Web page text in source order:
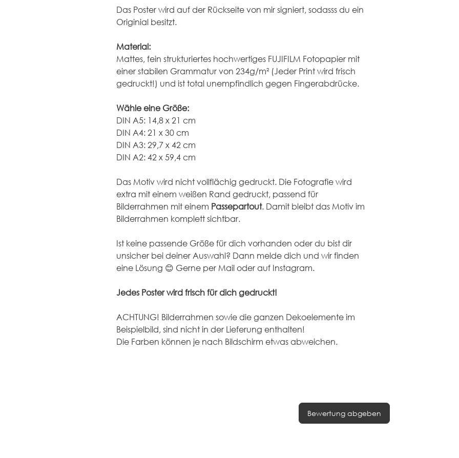
Das Poster wird auf der Rückseite von mir signiert, sodasss du ein
Originial besitzt.
Material:
Mattes, fein strukturiertes hochwertiges FUJIFILM Fotopapier mit
einer stabilen Grammatur von 234g/m² (Jeder Print wird frisch
gedruckt!) und ist total unempfindlich gegen Fingerabdrücke.
Wähle eine Größe:
DIN A5: 14,8 x 21 cm
DIN A4: 21 x 30 cm
DIN A3: 29,7 x 42 cm
DIN A2: 42 x 59,4 cm
Das Motiv wird nicht vollflächig gedruckt. Die Fotografie wird
extra mit einem weißen Rand gedruckt, passend für
Bilderrahmen mit einem Passepartout. Damit bleibt das Motiv im
Bilderrahmen komplett sichtbar.
Ist keine passende Größe für dich vorhanden oder du bist dir
unsicher bei deiner Auswahl? Dann melde dich und wir finden
eine Lösung 😊 Gerne per Mail oder auf Instagram.
Jedes Poster wird frisch für dich gedruckt!
ACHTUNG! Bilderrahmen sowie die ganzen Dekoelemente im
Beispielbild, sind nicht in der Lieferung enthalten!
Die Farben können je nach Bildschirm etwas abweichen.
Bewertung abgeben